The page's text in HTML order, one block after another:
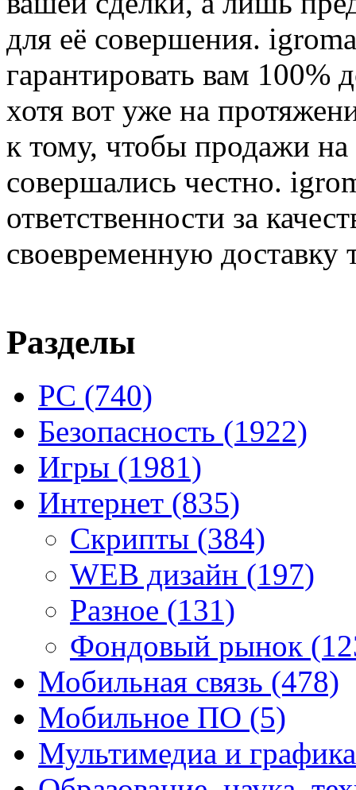
для её совершения.
гарантировать вам 100%
хотя вот уже на
к тому, чтобы продажи
совершались честно.
ответственности за
своевременную доставку
Разделы
PC (740)
Безопасность (1922)
Игры (1981)
Интернет (835)
Скрипты (384)
WEB дизайн (197)
Разное (131)
Фондовый рынок
Мобильная связь (478)
Мобильное ПО (5)
Мультимедиа и